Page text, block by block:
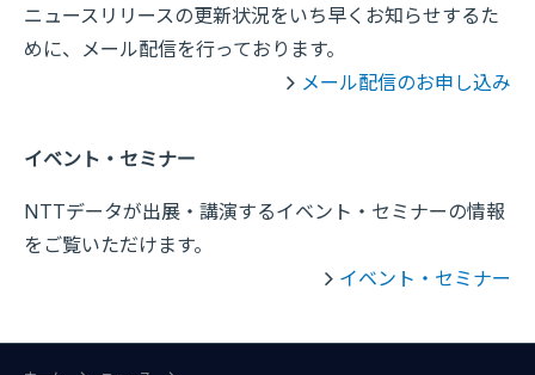
ニュースリリースの更新状況をいち早くお知らせするた
めに、メール配信を行っております。
メール配信のお申し込み
イベント・セミナー
NTTデータが出展・講演するイベント・セミナーの情報
をご覧いただけます。
イベント・セミナー